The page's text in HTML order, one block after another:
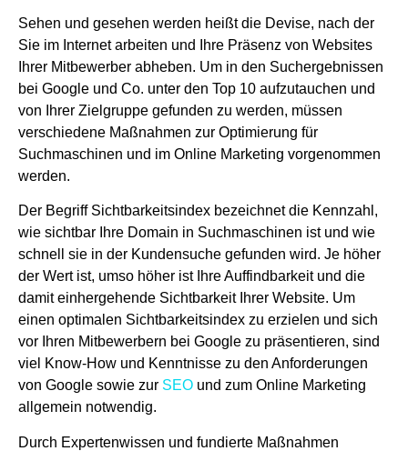
Sehen und gesehen werden heißt die Devise, nach der
Sie im Internet arbeiten und Ihre Präsenz von Websites
Ihrer Mitbewerber abheben. Um in den Suchergebnissen
bei Google und Co. unter den Top 10 aufzutauchen und
von Ihrer Zielgruppe gefunden zu werden, müssen
verschiedene Maßnahmen zur Optimierung für
Suchmaschinen und im Online Marketing vorgenommen
werden.
Der Begriff Sichtbarkeitsindex bezeichnet die Kennzahl,
wie sichtbar Ihre Domain in Suchmaschinen ist und wie
schnell sie in der Kundensuche gefunden wird. Je höher
der Wert ist, umso höher ist Ihre Auffindbarkeit und die
damit einhergehende Sichtbarkeit Ihrer Website. Um
einen optimalen Sichtbarkeitsindex zu erzielen und sich
vor Ihren Mitbewerbern bei Google zu präsentieren, sind
viel Know-How und Kenntnisse zu den Anforderungen
von Google sowie zur SEO und zum Online Marketing
allgemein notwendig.
Durch Expertenwissen und fundierte Maßnahmen